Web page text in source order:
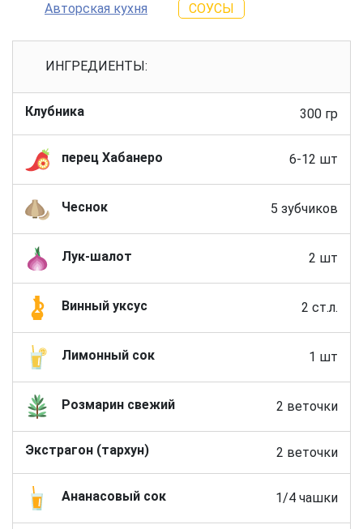
Авторская кухня СОУСЫ
ИНГРЕДИЕНТЫ:
Клубника 300 гр
перец Хабанеро 6-12 шт
Чеснок 5 зубчиков
Лук-шалот 2 шт
Винный уксус 2 ст.л.
Лимонный сок 1 шт
Розмарин свежий 2 веточки
Экстрагон (тархун) 2 веточки
Ананасовый сок 1/4 чашки